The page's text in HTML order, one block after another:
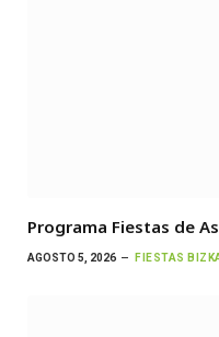
Programa Fiestas de
AGOSTO 5, 2026 FIESTAS